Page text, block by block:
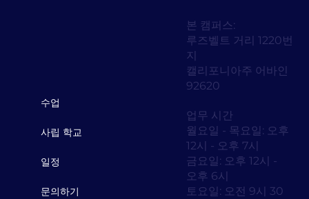
본 캠퍼스:
루즈벨트 거리 1220번
지
캘리포니아주 어바인
92620
수업
사립 학교
일정
문의하기
업무 시간
월요일 - 목요일: 오후
12시 - 오후 7시
금요일: 오후 12시 -
오후 6시
토요일: 오전 9시 30